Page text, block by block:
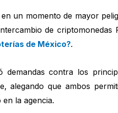
un momento de mayor
de criptomonedas
de México?.
contra los
alegando que ambos
la agencia.